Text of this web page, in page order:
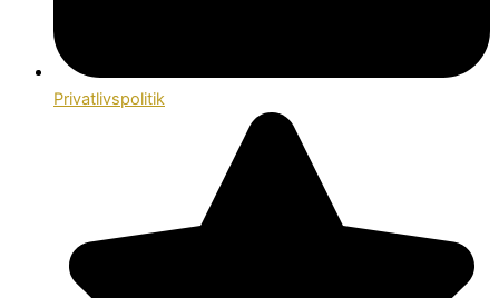
Privatlivspolitik